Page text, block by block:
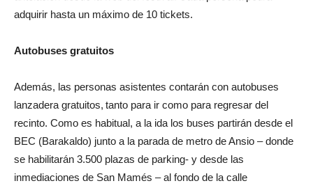
adquirir hasta un máximo de 10 tickets.
Autobuses gratuitos
Además, las personas asistentes contarán con autobuses
lanzadera gratuitos, tanto para ir como para regresar del
recinto. Como es habitual, a la ida los buses partirán desde el
BEC (Barakaldo) junto a la parada de metro de Ansio – donde
se habilitarán 3.500 plazas de parking- y desde las
inmediaciones de San Mamés – al fondo de la calle